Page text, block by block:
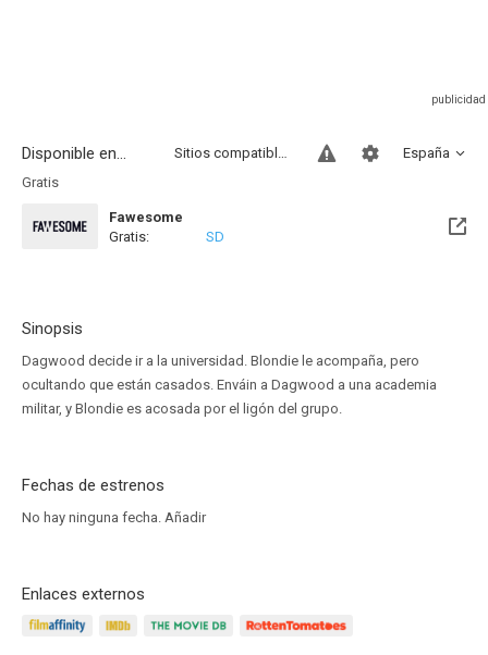
Disponible en... España
Sitios compatibles
Gratis
Fawesome
Gratis:
SD
Sinopsis
Dagwood decide ir a la universidad. Blondie le acompaña, pero
ocultando que están casados. Enváin a Dagwood a una academia
militar, y Blondie es acosada por el ligón del grupo.
Fechas de estrenos
No hay ninguna fecha. Añadir
Enlaces externos